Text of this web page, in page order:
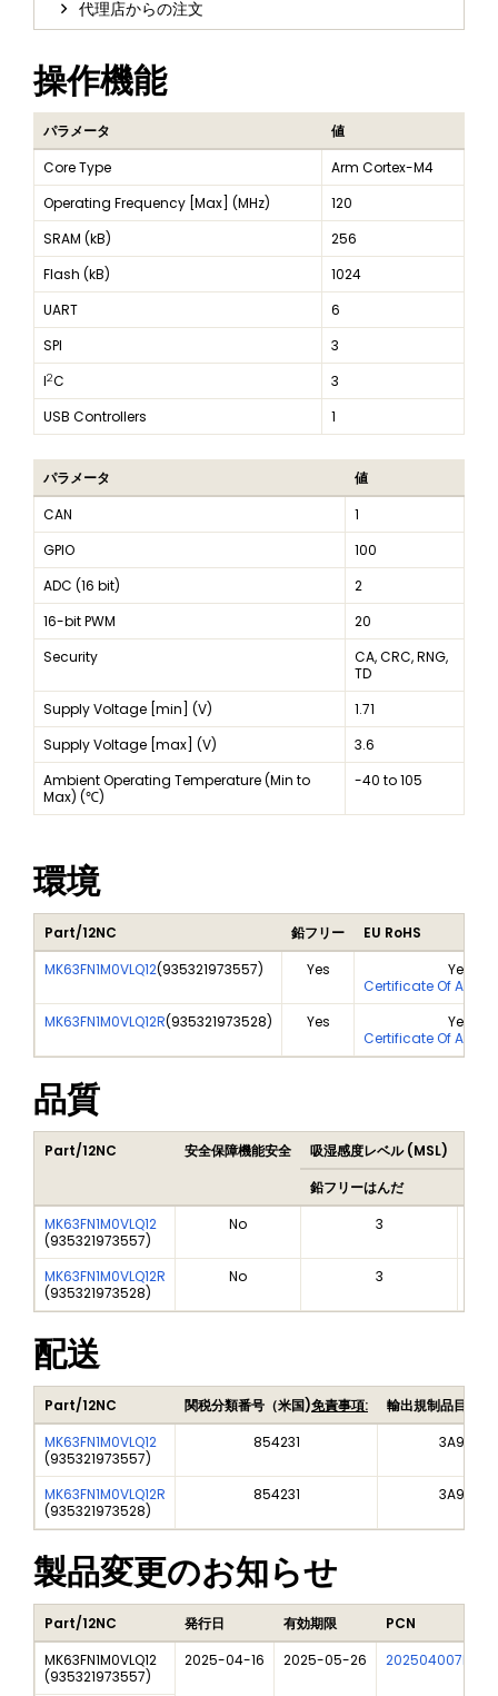
代理店からの注文
操作機能
パラメータ
値
Core Type
Arm Cortex-M4
Operating Frequency [Max] (MHz)
120
SRAM (kB)
256
Flash (kB)
1024
UART
6
SPI
3
I2C
3
USB Controllers
1
パラメータ
値
CAN
1
GPIO
100
ADC (16 bit)
2
16-bit PWM
20
Security
CA, CRC, RNG,
TD
Supply Voltage [min] (V)
1.71
Supply Voltage [max] (V)
3.6
Ambient Operating Temperature (Min to
Max) (℃)
-40 to 105
環境
Part/12NC 鉛フリー
EU RoHS
MK63FN1M0VLQ12(935321973557) Yes
Yes
Certificate Of
MK63FN1M0VLQ12R(935321973528) Yes
Yes
Certificate Of
品質
Part/12NC 安全保障機能安全 吸湿感度レベル (MSL)
鉛フリーはんだ
MK63FN1M0VLQ12
(935321973557)
No 3
MK63FN1M0VLQ12R
(935321973528)
No 3
配送
Part/12NC 関税分類番号（米国)免責事項:
輸出規制品目番号
MK63FN1M0VLQ12
(935321973557)
854231 3A991A2
MK63FN1M0VLQ12R
(935321973528)
854231 3A991A2
製品変更のお知らせ
Part/12NC 発行日 有効期限 PCN
MK63FN1M0VLQ12
(935321973557)
2025-04-16 2025-05-26 202504007I